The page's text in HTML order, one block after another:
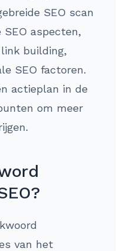
SEO scan
aspecten,
building,
SEO factoren.
actieplan in de
om meer
van het